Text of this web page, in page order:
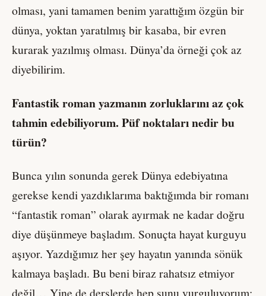
olması, yani tamamen benim yarattığım özgün bir
dünya, yoktan yaratılmış bir kasaba, bir evren
kurarak yazılmış olması. Dünya’da örneği çok az
diyebilirim.
Fantastik roman yazmanın zorluklarını az çok
tahmin edebiliyorum. Püf noktaları nedir bu
türün?
Bunca yılın sonunda gerek Dünya edebiyatına
gerekse kendi yazdıklarıma baktığımda bir romanı
“fantastik roman” olarak ayırmak ne kadar doğru
diye düşünmeye başladım. Sonuçta hayat kurguyu
aşıyor. Yazdığımız her şey hayatın yanında sönük
kalmaya başladı. Bu beni biraz rahatsız etmiyor